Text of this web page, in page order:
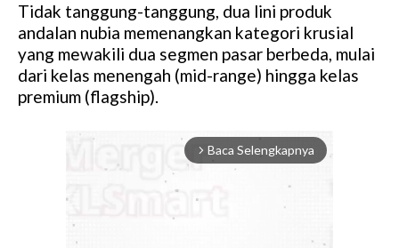
Tidak tanggung-tanggung, dua lini produk
andalan nubia memenangkan kategori krusial
yang mewakili dua segmen pasar berbeda, mulai
dari kelas menengah (mid-range) hingga kelas
premium (flagship).
arrow_forward_ios Baca Selengkapnya